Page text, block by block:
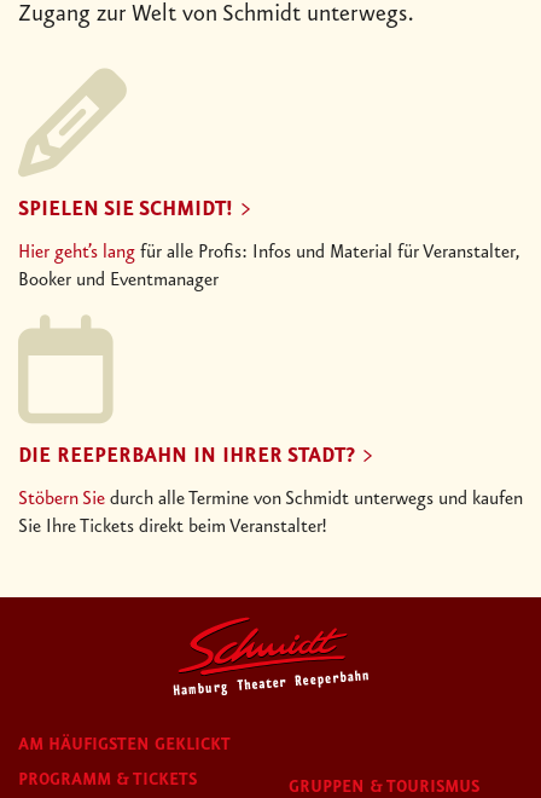
Zugang zur Welt von Schmidt unterwegs.
SPIELEN SIE SCHMIDT!
Hier geht’s lang für alle Profis: Infos und Material für Veranstalter,
Booker und Eventmanager
DIE REEPERBAHN IN IHRER STADT?
Stöbern Sie durch alle Termine von Schmidt unterwegs und kaufen
Sie Ihre Tickets direkt beim Veranstalter!
AM HÄUFIGSTEN GEKLICKT
PROGRAMM & TICKETS
GRUPPEN & TOURISMUS